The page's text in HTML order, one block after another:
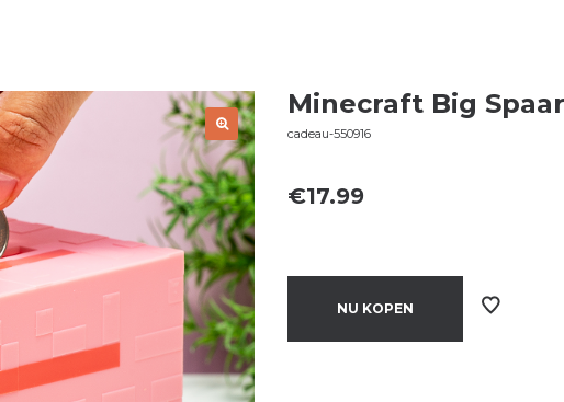
Minecraft Big
cadeau-550916
€17.99
NU KOPEN